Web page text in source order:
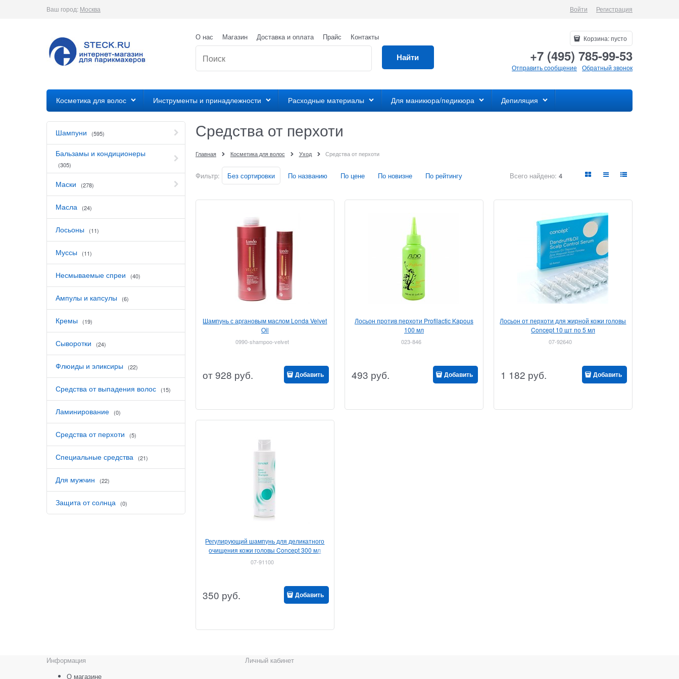
Ваш город: Москва Войти Регистрация
О нас Магазин Доставка и оплата Прайс Контакты
Найти
Корзина:пусто
+7 (495) 785-99-53
Отправить сообщение Обратный звонок
Косметика для волос Инструменты и принадлежности Расходные материалы Для маникюра/педикюра Депиляция
Шампуни (595)
Бальзамы и кондиционеры
(305)
Маски (278)
Масла (24)
Лосьоны (11)
Муссы (11)
Несмываемые спреи (40)
Ампулы и капсулы (6)
Кремы (19)
Сыворотки (24)
Флюиды и эликсиры (22)
Средства от выпадения волос (15)
Ламинирование (0)
Средства от перхоти (5)
Специальные средства (21)
Для мужчин (22)
Защита от солнца (0)
Средства от перхоти
Главная Косметика для волос Уход Средства от перхоти
Фильтр: Без сортировки По названию По цене По новизне По рейтингу Всего найдено: 4
Шампунь с аргановым маслом Londa Velvet
Oil
0990-shampoo-velvet
от928 руб. Добавить
Лосьон против перхоти Profilactic Kapous
100 мл
023-846
493 руб. Добавить
Лосьон от перхоти для жирной кожи головы
Concept 10 шт по 5 мл
07-92640
1 182 руб. Добавить
Регулирующий шампунь для деликатного
очищения кожи головы Concept 300 мл
07-91100
350 руб. Добавить
Информация
О магазине
Личный кабинет